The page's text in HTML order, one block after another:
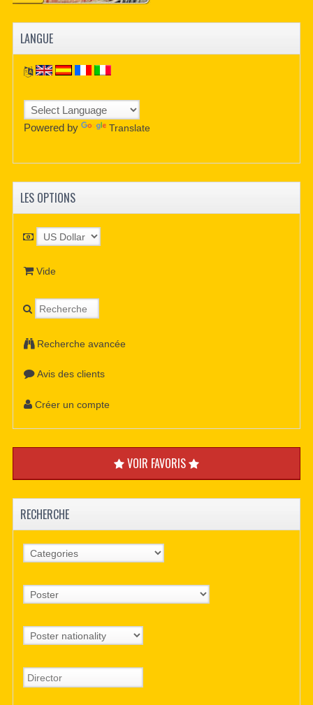
LANGUE
Powered by Translate
LES OPTIONS
Vide
Recherche avancée
Avis des clients
Créer un compte
VOIR FAVORIS
RECHERCHE